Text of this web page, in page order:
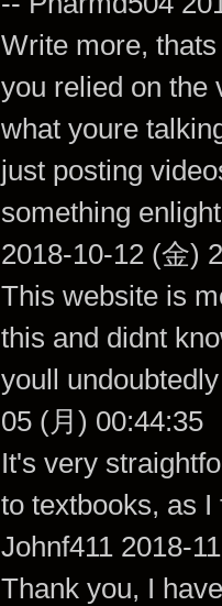
Write more,
you relied on the
what youre
just posting
something
2018-10-12 (金)
This website is
this and didnt
youll
05 (月) 00:44:35
It's very
to textbooks, as
Johnf411 2018-
Thank you, I